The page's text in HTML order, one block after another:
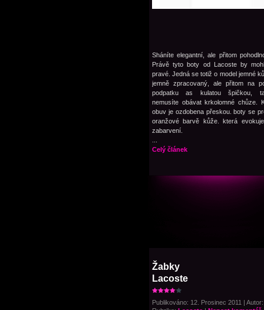
Sháníte elegantní, ale přitom
Právě tyto boty od Lacoste by
pravé. Jedná se totiž o model jemné
jemně zpracovaný, ale přitom na
podpatku as kulatou špičkou,
nemusíte obávat krkolomné chůze.
obuv je ozdobena přeskou. boty se
oranžové barvě kůže. která
zabarvení.
Celý článek
Žabky
Lacoste
Publikováno: 12. Prosinec 2011 | Autor: